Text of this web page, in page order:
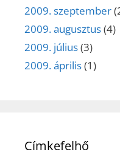
2009. szeptember
2009. augusztus(4)
2009. július(3)
2009. április(1)
Címkefelhő